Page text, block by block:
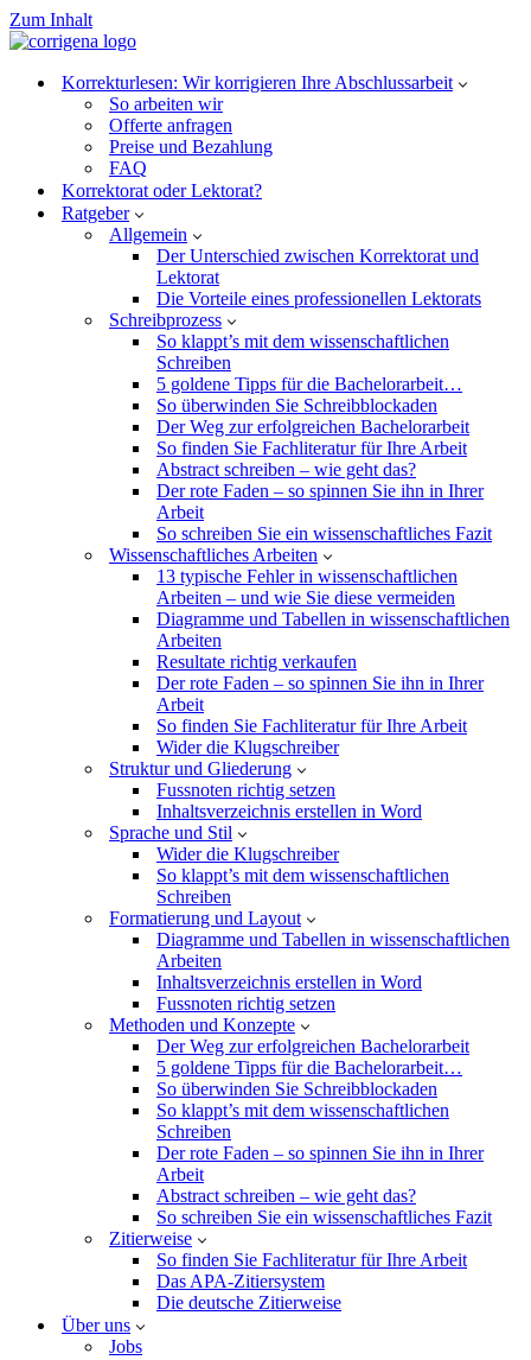
Zum Inhalt
Korrekturlesen: Wir korrigieren Ihre Abschlussarbeit
So arbeiten wir
Offerte anfragen
Preise und Bezahlung
FAQ
Korrektorat oder Lektorat?
Ratgeber
Allgemein
Der Unterschied zwischen Korrektorat und
Lektorat
Die Vorteile eines professionellen Lektorats
Schreibprozess
So klappt’s mit dem wissenschaftlichen
Schreiben
5 goldene Tipps für die Bachelorarbeit…
So überwinden Sie Schreibblockaden
Der Weg zur erfolgreichen Bachelorarbeit
So finden Sie Fachliteratur für Ihre Arbeit
Abstract schreiben – wie geht das?
Der rote Faden – so spinnen Sie ihn in Ihrer
Arbeit
So schreiben Sie ein wissenschaftliches Fazit
Wissenschaftliches Arbeiten
13 typische Fehler in wissenschaftlichen
Arbeiten – und wie Sie diese vermeiden
Diagramme und Tabellen in wissenschaftlichen
Arbeiten
Resultate richtig verkaufen
Der rote Faden – so spinnen Sie ihn in Ihrer
Arbeit
So finden Sie Fachliteratur für Ihre Arbeit
Wider die Klugschreiber
Struktur und Gliederung
Fussnoten richtig setzen
Inhaltsverzeichnis erstellen in Word
Sprache und Stil
Wider die Klugschreiber
So klappt’s mit dem wissenschaftlichen
Schreiben
Formatierung und Layout
Diagramme und Tabellen in wissenschaftlichen
Arbeiten
Inhaltsverzeichnis erstellen in Word
Fussnoten richtig setzen
Methoden und Konzepte
Der Weg zur erfolgreichen Bachelorarbeit
5 goldene Tipps für die Bachelorarbeit…
So überwinden Sie Schreibblockaden
So klappt’s mit dem wissenschaftlichen
Schreiben
Der rote Faden – so spinnen Sie ihn in Ihrer
Arbeit
Abstract schreiben – wie geht das?
So schreiben Sie ein wissenschaftliches Fazit
Zitierweise
So finden Sie Fachliteratur für Ihre Arbeit
Das APA-Zitiersystem
Die deutsche Zitierweise
Über uns
Jobs